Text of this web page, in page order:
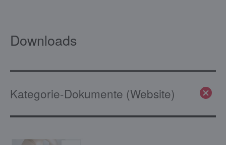
Downloads
Kategorie-Dokumente (Website)